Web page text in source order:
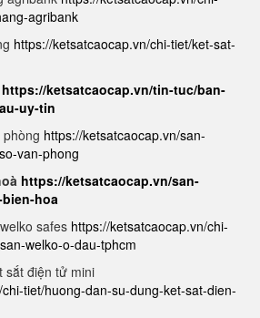
agribank
https://ketsatcaocap.vn/chi-tiet/ket-sat-
https://ketsatcaocap.vn/tin-tuc/ban-
uy-tin
https://ketsatcaocap.vn/san-
van-phong
https://ketsatcaocap.vn/san-
hoa
safes https://ketsatcaocap.vn/chi-
welko-o-dau-tphcm
sắt điện tử mini
tiet/huong-dan-su-dung-ket-sat-dien-